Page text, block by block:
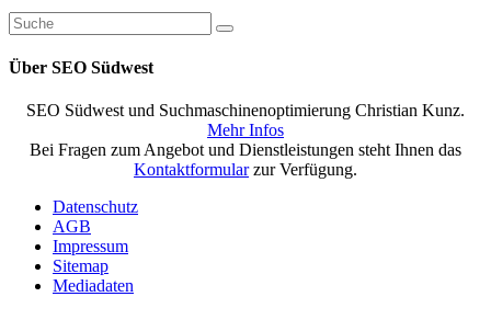
Über SEO Südwest
SEO Südwest und Suchmaschinenoptimierung Christian Kunz.
Mehr Infos
Bei Fragen zum Angebot und Dienstleistungen steht Ihnen das
Kontaktformularzur Verfügung.
Datenschutz
AGB
Impressum
Sitemap
Mediadaten